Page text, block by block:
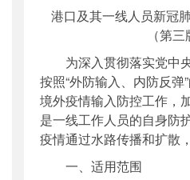
港口及其一线人员新冠
（第三
为深入贯彻落实党中
按照“外防输入、内防反
境外疫情输入防控工作，
是一线工作人员的自身防
疫情通过水路传播和扩散
一、适用范围